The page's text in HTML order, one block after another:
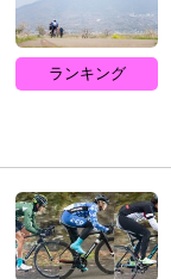
ランキング